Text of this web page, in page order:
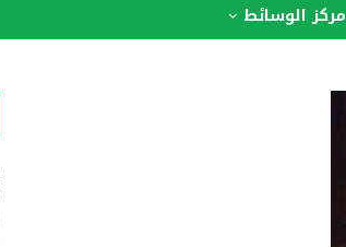
مركز الوسائط